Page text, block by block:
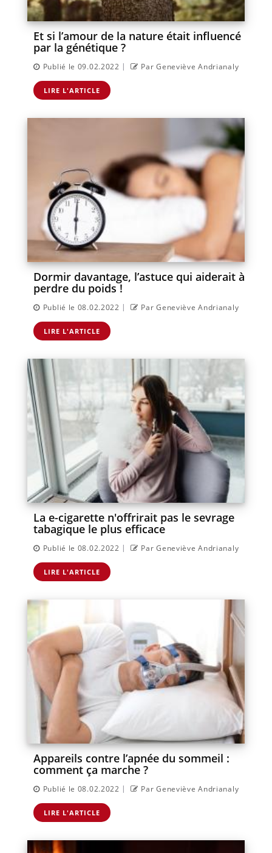
Et si l’amour de la nature était influencé
par la génétique ?
Publié le 09.02.2022 | Par Geneviève Andrianaly
LIRE L'ARTICLE
Dormir davantage, l’astuce qui aiderait à
perdre du poids !
Publié le 08.02.2022 | Par Geneviève Andrianaly
LIRE L'ARTICLE
La e-cigarette n'offrirait pas le sevrage
tabagique le plus efficace
Publié le 08.02.2022 | Par Geneviève Andrianaly
LIRE L'ARTICLE
Appareils contre l’apnée du sommeil :
comment ça marche ?
Publié le 08.02.2022 | Par Geneviève Andrianaly
LIRE L'ARTICLE